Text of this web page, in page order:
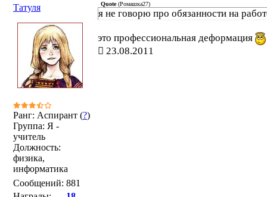
Татуля
Ранг: Аспирант (?)
Группа: Я -
учитель
Должность:
физика,
информатика
Сообщений: 881
Quote(Ромашка27)
я не говорю про обязанности на
это профессиональная деформация
23.08.2011